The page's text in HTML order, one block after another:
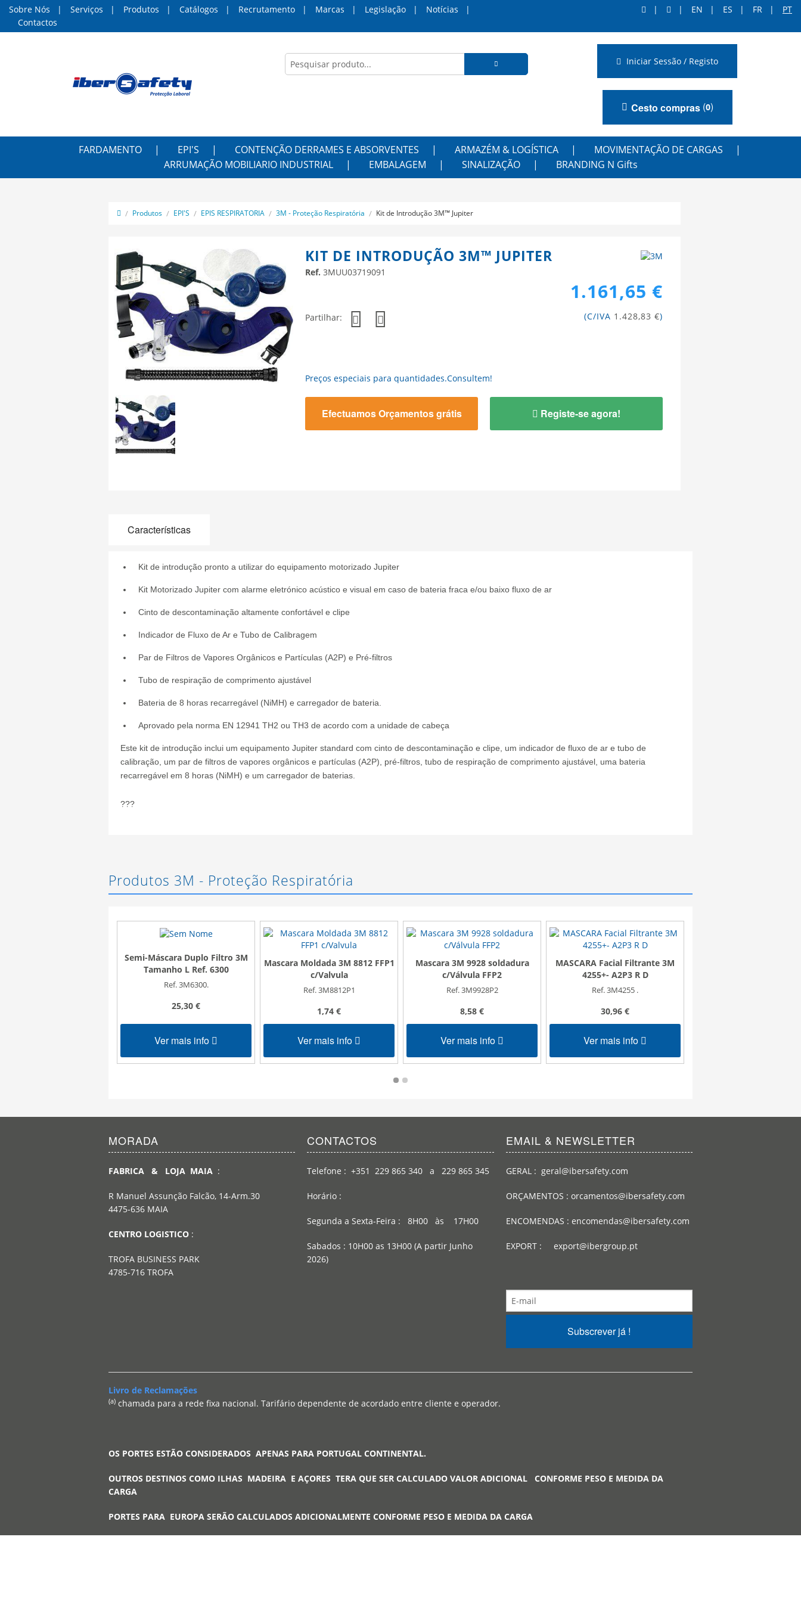
Sobre Nós Serviços Produtos Catálogos Recrutamento Marcas Legislação
Notícias
Contactos
EN ES FR PT
Iniciar Sessão / Registo
Cesto compras(0)
FARDAMENTO EPI'S CONTENÇÃO DERRAMES E ABSORVENTES ARMAZÉM & LOGÍSTICA
MOVIMENTAÇÃO DE CARGAS
ARRUMAÇÃO MOBILIARIO INDUSTRIAL
EMBALAGEM SINALIZAÇÃO BRANDING N Gifts
Produtos EPI'S EPIS RESPIRATORIA 3M - Proteção Respiratória Kit de Introdução 3M™ Jupiter
KIT DE INTRODUÇÃO 3M™ JUPITER
Ref. 3MUU03719091
1.161,65 €
(C/IVA 1.428,83 €)
Partilhar:
Preços especiais para quantidades.Consultem!
Efectuamos Orçamentos grátis Registe-se agora!
Características
Kit de introdução pronto a utilizar do equipamento motorizado Jupiter
Kit Motorizado Jupiter com alarme eletrónico acústico e visual em caso de bateria fraca e/ou baixo fluxo de ar
Cinto de descontaminação altamente confortável e clipe
Indicador de Fluxo de Ar e Tubo de Calibragem
Par de Filtros de Vapores Orgânicos e Partículas (A2P) e Pré-filtros
Tubo de respiração de comprimento ajustável
Bateria de 8 horas recarregável (NiMH) e carregador de bateria.
Aprovado pela norma EN 12941 TH2 ou TH3 de acordo com a unidade de cabeça
Este kit de introdução inclui um equipamento Jupiter standard com cinto de descontaminação e clipe, um indicador de fluxo de ar e tubo de
calibração, um par de filtros de vapores orgânicos e partículas (A2P), pré-filtros, tubo de respiração de comprimento ajustável, uma bateria
recarregável em 8 horas (NiMH) e um carregador de baterias.
???
Produtos 3M - Proteção Respiratória
Semi-Máscara Duplo Filtro 3M
Tamanho L Ref. 6300
Ref. 3M6300.
25,30 €
Ver mais info
Mascara Moldada 3M 8812 FFP1
c/Valvula
Ref. 3M8812P1
1,74 €
Ver mais info
Mascara 3M 9928 soldadura
c/Válvula FFP2
Ref. 3M9928P2
8,58 €
Ver mais info
MASCARA Facial Filtrante 3M
4255+- A2P3 R D
Ref. 3M4255 .
30,96 €
Ver mais info
MORADA
FABRICA & LOJA MAIA :
R Manuel Assunção Falcão, 14-Arm.30
4475-636 MAIA
CENTRO LOGISTICO :
TROFA BUSINESS PARK
4785-716 TROFA
CONTACTOS
Telefone : +351 229 865 340 a 229 865 345
Horário :
Segunda a Sexta-Feira : 8H00 às 17H00
Sabados : 10H00 as 13H00 (A partir Junho
2026)
EMAIL & NEWSLETTER
GERAL : geral@ibersafety.com
ORÇAMENTOS : orcamentos@ibersafety.com
ENCOMENDAS : encomendas@ibersafety.com
EXPORT : export@ibergroup.pt
Subscrever já !
Livro de Reclamações
(a) chamada para a rede fixa nacional. Tarifário dependente de acordado entre cliente e operador.
OS PORTES ESTÃO CONSIDERADOS APENAS PARA PORTUGAL CONTINENTAL.
OUTROS DESTINOS COMO ILHAS MADEIRA E AÇORES TERA QUE SER CALCULADO VALOR ADICIONAL CONFORME PESO E MEDIDA DA
CARGA
PORTES PARA EUROPA SERÃO CALCULADOS ADICIONALMENTE CONFORME PESO E MEDIDA DA CARGA